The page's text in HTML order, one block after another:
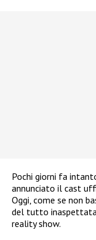
Pochi giorni fa
annunciato il cast
Oggi, come se non
del tutto
reality show.